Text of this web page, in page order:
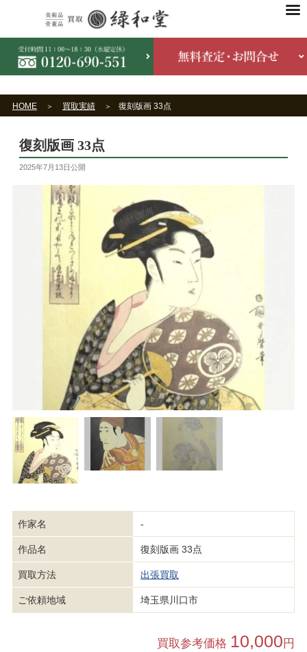
HOME 買取実績 復刻版画 33点
復刻版画 33点
2025年7月13日公開
作家名 -
作品名 復刻版画 33点
買取方法 出張買取
ご依頼地域 埼玉県川口市
買取参考価格 10,000 円